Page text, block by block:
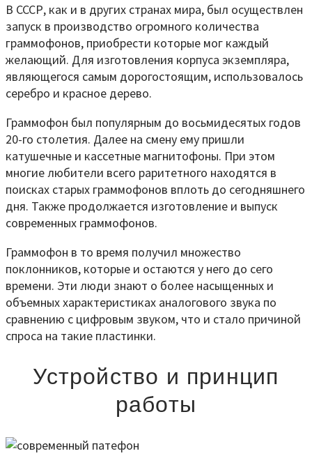
В СССР, как и в других странах мира, был осуществлен
запуск в производство огромного количества
граммофонов, приобрести которые мог каждый
желающий. Для изготовления корпуса экземпляра,
являющегося самым дорогостоящим, использовалось
серебро и красное дерево.
Граммофон был популярным до восьмидесятых годов
20-го столетия. Далее на смену ему пришли
катушечные и кассетные магнитофоны. При этом
многие любители всего раритетного находятся в
поисках старых граммофонов вплоть до сегодняшнего
дня. Также продолжается изготовление и выпуск
современных граммофонов.
Граммофон в то время получил множество
поклонников, которые и остаются у него до сего
времени. Эти люди знают о более насыщенных и
объемных характеристиках аналогового звука по
сравнению с цифровым звуком, что и стало причиной
спроса на такие пластинки.
Устройство и принцип
работы